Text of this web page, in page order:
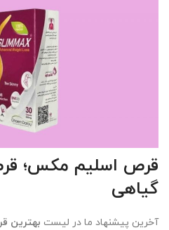
قرص اسلیم مکس؛
گیاهی
آخرین پیشنهاد ما در لیست بهترین